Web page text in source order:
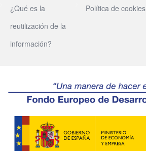
¿Qué es la
reutilización de la
información?
Política de cookies